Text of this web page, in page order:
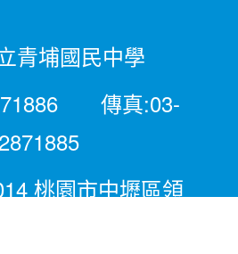
青埔國民中學
傳真:03-
桃園市中壢區領